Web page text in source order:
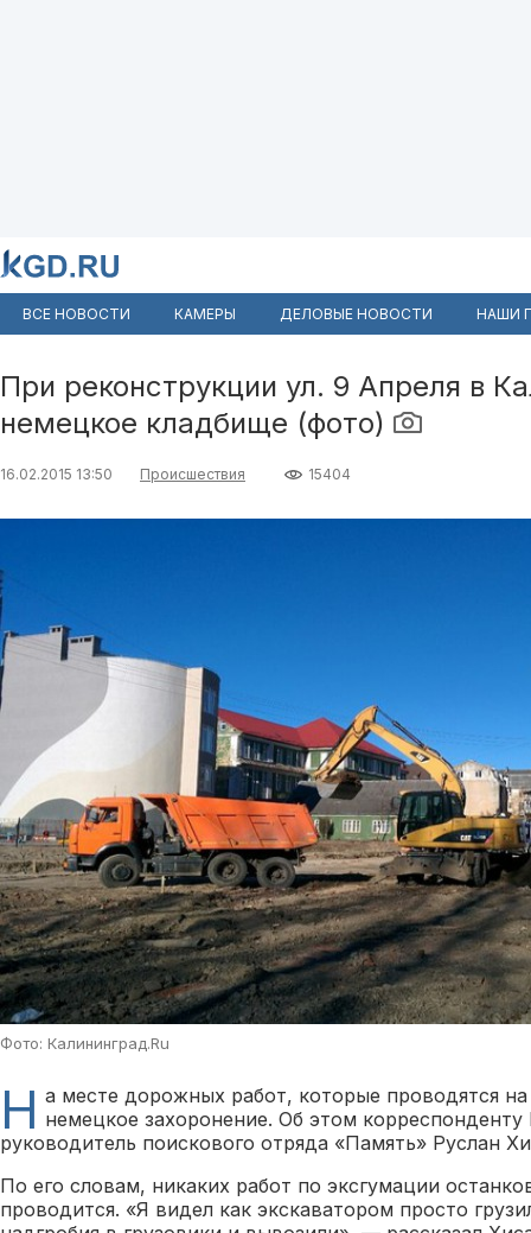
ВСЕ НОВОСТИ КАМЕРЫ ДЕЛОВЫЕ НОВОСТИ НАШИ
При реконструкции ул. 9 Апреля в
немецкое кладбище (фото)
16.02.2015 13:50 Происшествия 15404
Фото: Калининград.Ru
Н а месте дорожных работ, которые проводятся
немецкое захоронение. Об этом
руководитель поискового отряда «Память» Руслан
По его словам, никаких работ по эксгумации
проводится. «Я видел как экскаватором просто